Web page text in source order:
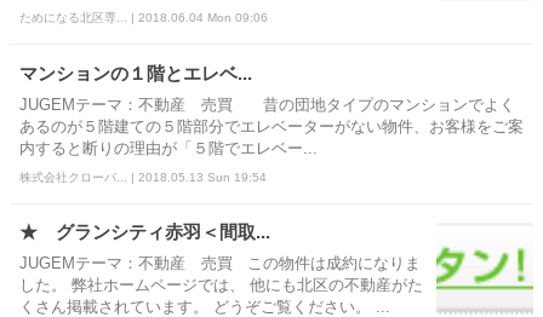
ためになる北区専... | 2018.06.04 Mon 09:06
マンションの１階とエレベ...
JUGEMテーマ：不動産 売買 昔の団地タイプのマンションでよく
あるのが５階建ての５階部分でエレベーターがない物件、お客様をご案
内すると断りの理由が「５階でエレベー...
株式会社クローバ... | 2018.05.13 Sun 19:54
★ グランシティ赤羽＜間取...
JUGEMテーマ：不動産 売買 この物件は成約になりま
した。 弊社ホームページでは、 他にも北区の不動産がた
くさん掲載されています。 どうぞご覧ください。 ...